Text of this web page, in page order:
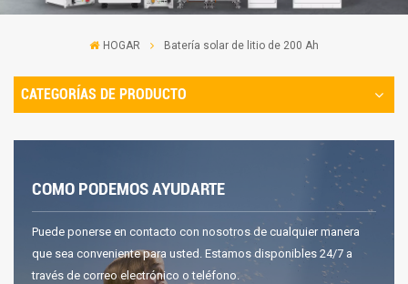
HOGAR Batería solar de litio de 200 Ah
CATEGORÍAS DE PRODUCTO
COMO PODEMOS AYUDARTE
Puede ponerse en contacto con nosotros de cualquier manera
que sea conveniente para usted. Estamos disponibles 24/7 a
través de correo electrónico o teléfono.